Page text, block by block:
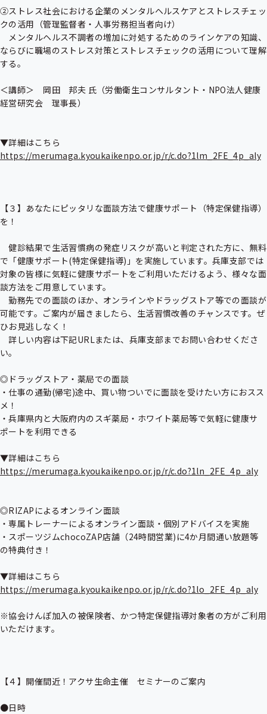
ュ
ー
ニ
ュ
ー
②ストレス社会における企業のメンタルヘルスケアとストレスチェッ
クの活用（管理監督者・人事労務担当者向け）
メンタルヘルス不調者の増加に対処するためのラインケアの知識、
ならびに職場のストレス対策とストレスチェックの活用について理解
する。
＜講師＞　岡田　邦夫 氏（労働衛生コンサルタント・NPO法人健康
経営研究会　理事長）
https://merumaga.kyoukaikenpo.or.jp/r/c.do?1lm_2FE_4p_aly
【３】あなたにピッタリな面談方法で健康サポート（特定保健指導）
を！
健診結果で生活習慣病の発症リスクが高いと判定された方に、無料
で「健康サポート(特定保健指導)」を実施しています。兵庫支部では
対象の皆様に気軽に健康サポートをご利用いただけるよう、様々な面
談方法をご用意しています。
勤務先での面談のほか、オンラインやドラッグストア等での面談が
可能です。ご案内が届きましたら、生活習慣改善のチャンスです。ぜ
ひお見逃しなく！
詳しい内容は下記URLまたは、兵庫支部までお問い合わせくださ
い。
◎ドラッグストア・薬局での面談
・仕事の通勤(帰宅)途中、買い物ついでに面談を受けたい方におスス
メ！
・兵庫県内と大阪府内のスギ薬局・ホワイト薬局等で気軽に健康サ
ポートを利用できる
https://merumaga.kyoukaikenpo.or.jp/r/c.do?1ln_2FE_4p_aly
◎RIZAPによるオンライン面談
・専属トレーナーによるオンライン面談・個別アドバイスを実施
・スポーツジムchocoZAP店舗（24時間営業)に4か月間通い放題等
の特典付き！
https://merumaga.kyoukaikenpo.or.jp/r/c.do?1lo_2FE_4p_aly
※協会けんぽ加入の被保険者、かつ特定保健指導対象者の方がご利用
いただけます。
【４】開催間近！アクサ生命主催　セミナーのご案内
●日時